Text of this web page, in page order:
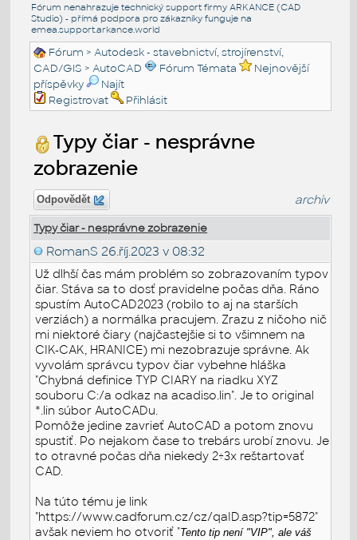
Fórum nenahrazuje technický support firmy ARKANCE (CAD
Studio) - přímá podpora pro zákazníky funguje na
emea.support.arkance.world
Fórum >Autodesk - stavebnictví, strojírenství,
CAD/GIS >AutoCAD Fórum Témata
Nejnovější
příspěvky
Najít
Registrovat
Přihlásit
Typy čiar - nesprávne
zobrazenie
Odpovědět archiv
Typy čiar - nesprávne zobrazenie
RomanS 26.říj.2023 v 08:32
Už dlhší čas mám problém so zobrazovaním typov
čiar. Stáva sa to dosť pravidelne počas dňa. Ráno
spustím AutoCAD2023 (robilo to aj na starších
verziách) a normálka pracujem. Zrazu z ničoho nič
mi niektoré čiary (najčastejšie si to všimnem na
CIK-CAK, HRANICE) mi nezobrazuje správne. Ak
vyvolám správcu typov čiar vybehne hláška
"Chybná definice TYP CIARY na riadku XYZ
souboru C:/a odkaz na acadiso.lin". Je to original
*.lin súbor AutoCADu.
Pomôže jedine zavrieť AutoCAD a potom znovu
spustiť. Po nejakom čase to trebárs urobí znovu. Je
to otravné počas dňa niekedy 2÷3x reštartovať
CAD.
Na túto tému je link
"https://www.cadforum.cz/cz/qaID.asp?tip=5872"
avšak neviem ho otvoriť "Tento tip není "VIP", ale váš